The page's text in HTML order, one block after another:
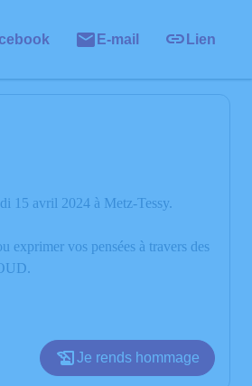
E-mail Lien
15 avril 2024 à Metz-Tessy.
exprimer vos pensées à travers des
Je rends hommage